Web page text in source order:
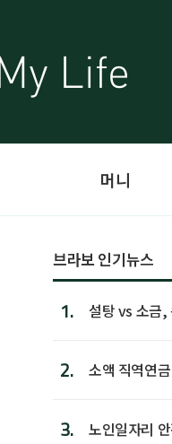
머니
브라보 인기뉴스
1. 설탕 vs 소금,
2.
소액 직역연
3.
노인일자리